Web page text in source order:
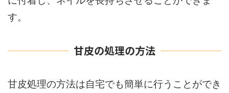
す。
甘皮の処理の方法
甘皮処理の方法は自宅でも簡単に行うことができ